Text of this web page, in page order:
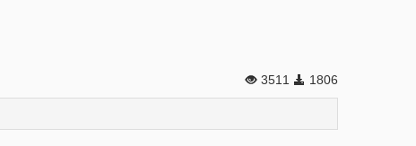
3511 1806